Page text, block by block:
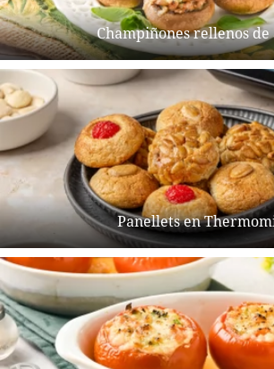
Champiñones rellenos de
Panellets en